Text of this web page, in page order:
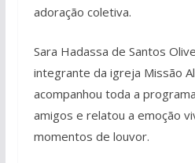
adoração coletiva.
Sara Hadassa de Santos
integrante da igreja Missão
acompanhou toda a
amigos e relatou a emoção
momentos de louvor.